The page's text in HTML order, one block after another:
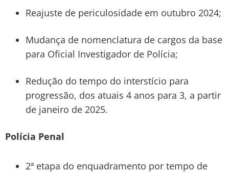
Reajuste de periculosidade em outubro 2024;
Mudança de nomenclatura de cargos da base
para Oficial Investigador de Polícia;
Redução do tempo do interstício para
progressão, dos atuais 4 anos para 3, a partir
de janeiro de 2025.
Polícia Penal
2ª etapa do enquadramento por tempo de